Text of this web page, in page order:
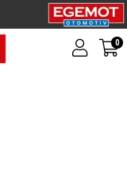
0